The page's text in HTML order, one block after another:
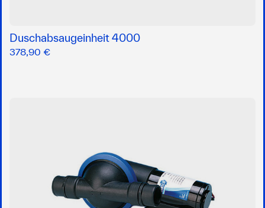
Duschabsaugeinheit 4000
378,90 €